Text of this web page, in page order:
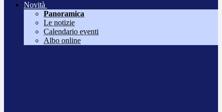
Novità
Panoramica
Le notizie
Calendario eventi
Albo online